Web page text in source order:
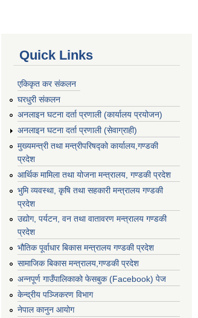
Quick Links
एकिकृत कर संकलन
घरधुरी संकलन
अनलाइन घटना दर्ता प्रणाली (कार्यालय प्रयोजन)
अनलाइन घटना दर्ता प्रणाली (सेवाग्राही)
मुख्यमन्त्री तथा मन्त्रीपरिषद्को कार्यालय,गण्डकी
प्रदेश
आर्थिक मामिला तथा योजना मन्त्रालय, गण्डकी प्रदेश
भुमि व्यवस्था, कृषि तथा सहकारी मन्त्रालय गण्डकी
प्रदेश
उद्योग, पर्यटन, वन तथा वातावरण मन्त्रालय गण्डकी
प्रदेश
भौतिक पूर्वाधार बिकास मन्त्रालय गण्डकी प्रदेश
सामाजिक बिकास मन्त्रालय,गण्डकी प्रदेश
अन्नपूर्ण गाउँपालिकाको फेसबुक (Facebook) पेज
केन्द्रीय पञ्जिकरण विभाग
नेपाल कानुन आयोग